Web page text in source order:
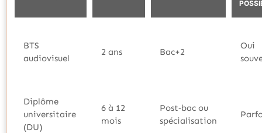
BTS
audiovisuel
2 ans Bac+2
Oui
Diplôme
universitaire
(DU)
6 à 12
mois
Post‑bac ou
spécialisation